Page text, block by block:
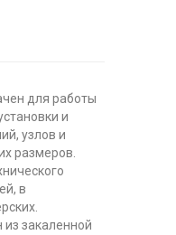
для работы
и
узлов и
размеров.
в
из закаленной